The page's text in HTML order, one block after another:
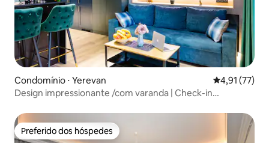
Condomínio ⋅ Yerevan 4,91 de uma
4,91 (77)
Design impressionante /com varanda | Check-in
Preferido dos hóspedes
Preferido dos hóspedes